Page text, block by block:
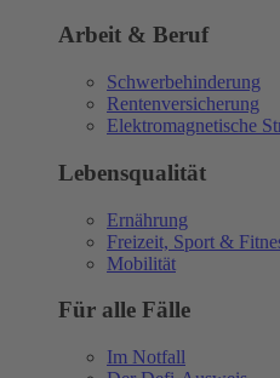
Arbeit & Beruf
Schwerbehinderung
Rentenversicherung
Elektromagnetische
Lebensqualität
Ernährung
Freizeit, Sport &
Mobilität
Für alle Fälle
Im Notfall